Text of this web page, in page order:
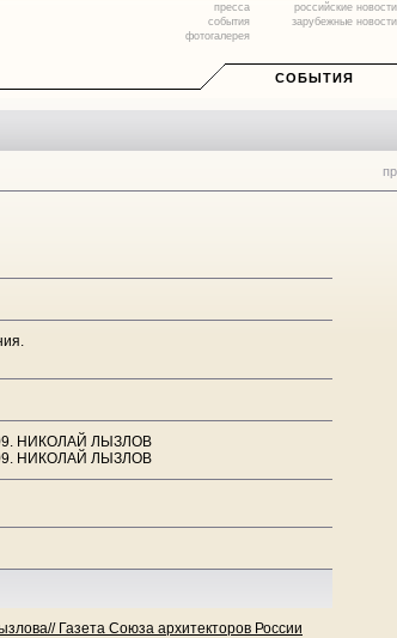
пресса
события
фотогалерея
российские новости
зарубежные новости
СОБЫТИЯ
НИКОЛАЙ ЛЫЗЛОВ
НИКОЛАЙ ЛЫЗЛОВ
Газета Союза архитекторов России